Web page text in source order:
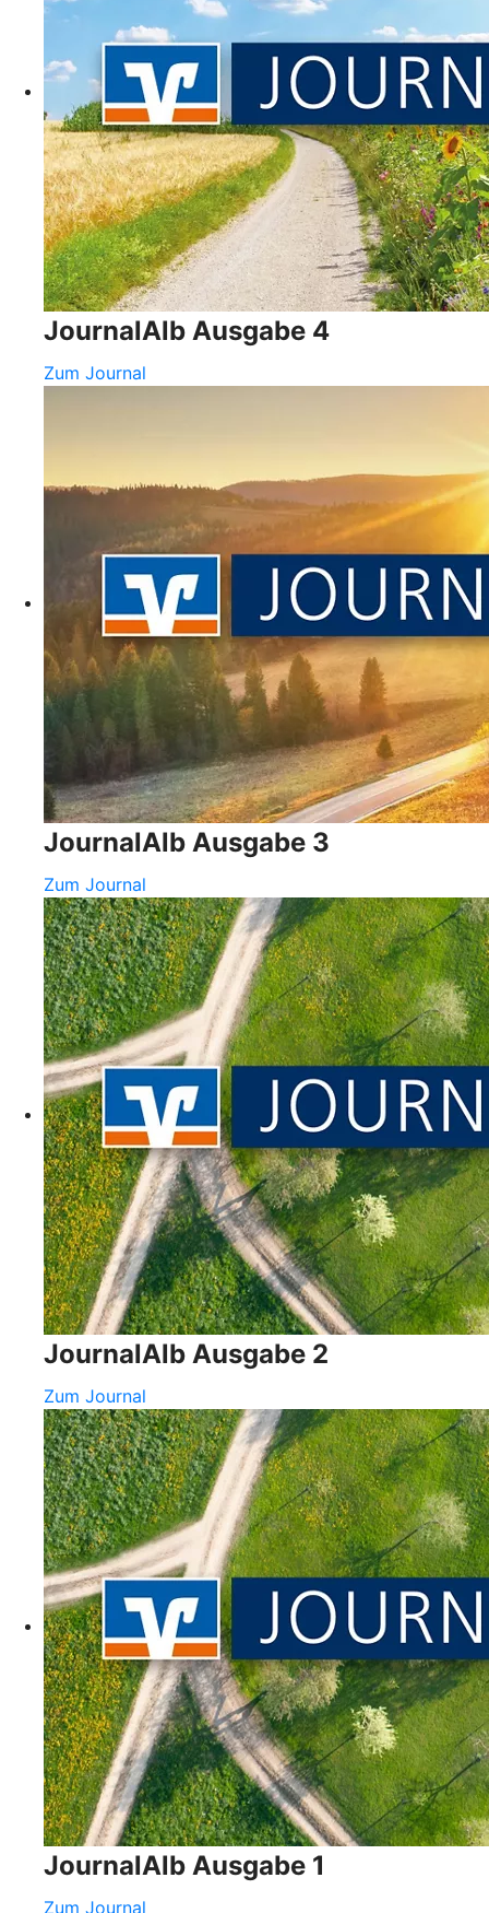
JournalAlb Ausgabe 4
Zum Journal
JournalAlb Ausgabe 3
Zum Journal
JournalAlb Ausgabe 2
Zum Journal
JournalAlb Ausgabe 1
Zum Journal